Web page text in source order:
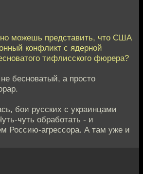
можешь представить, что США
конфликт с ядерной
тифлисского фюрера?
бесноватый, а просто
бои русских с украинцами
чуть обработать - и
Россию-агрессора. А там уже и